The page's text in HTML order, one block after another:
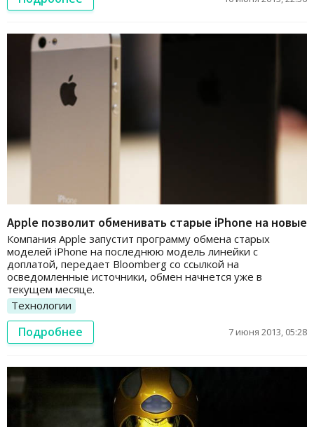
Apple позволит обменивать старые iPhone на новые
Компания Apple запустит программу обмена старых
моделей iPhone на последнюю модель линейки с
доплатой, передает Bloomberg со ссылкой на
осведомленные источники, обмен начнется уже в
текущем месяце.
Технологии
Подробнее 7 июня 2013, 05:28